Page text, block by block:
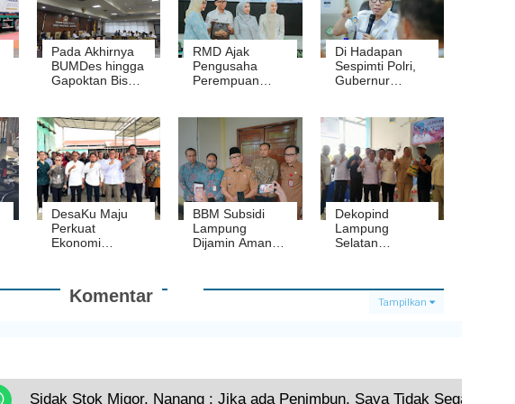
Pada Akhirnya
BUMDes hingga
Gapoktan Bisa
RMD Ajak
Pengusaha
Perempuan
Lampung
Di Hadapan
Sespimti Polri,
Gubernur
Hilirisasi dan
Kedaulatan
Pangan
DesaKu Maju
Perkuat
Ekonomi
BBM Subsidi
Lampung
Dijamin Aman,
Kuota
Dekopind
Lampung
Selatan
Bela Negara
Launching
Komentar Tampilkan
Sidak Stok Migor, Nanang : Jika ada Penimbun, Saya Tidak Segan-
Terkini